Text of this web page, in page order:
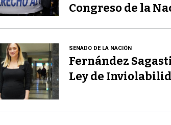
Congreso de la
SENADO DE LA NACIÓN
Fernández
Ley de